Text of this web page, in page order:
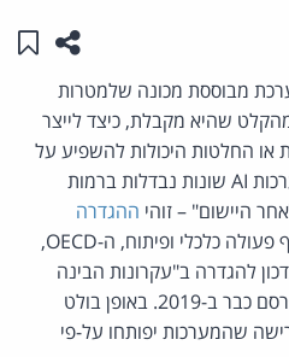
שתפו
מבוססת מכונה שלמטרות
שהיא מקבלת, כיצד לייצר
או החלטות היכולות להשפיע על
סביבות פיזיות או וירטואליות. מערכות AI שונות נבדלות ברמות
היישום" – זוהי ההגדרה
שמציע האירגון לשיתוף פעולה כלכלי ופיתוח, ה-OECD,
להגדרה ב"עקרונות הבינה
המלאכותית", מסמך שהאירגון פרסם כבר ב-2019. באופן בולט
שהמערכות יפותחו על-פי